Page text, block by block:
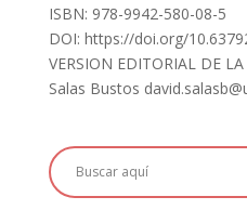
ISBN: 978-9942-580-08-5
DOI: https://doi.org/
VERSION EDITORIAL DE
Salas Bustos